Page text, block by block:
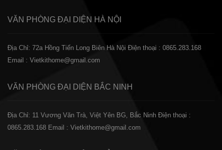
VĂN PHÒNG ĐẠI DIỆN HÀ NỘI
Địa Chỉ: 72a Hồng Tiến Long Biên Hà Nội Điện thoại : 0865.283.168
Email : Vietkithome@gmail.com
VĂN PHÒNG ĐẠI DIỆN BẮC NINH
Địa Chỉ: 11 Vương Văn Trà, Việt Yên BG, Bắc Ninh Điện thoại :
0865.283.168 Email : Vietkithome@gmail.com